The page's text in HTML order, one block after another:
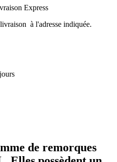
Express
à l'adresse indiquée.
de remorques